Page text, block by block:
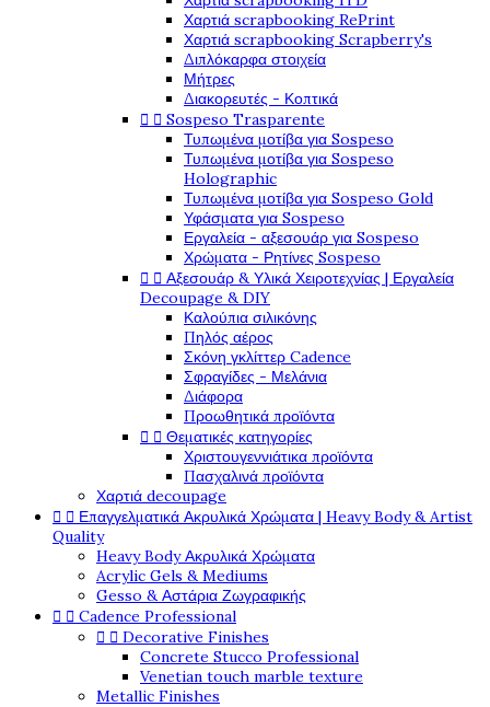
Χαρτιά scrapbooking RePrint
Χαρτιά scrapbooking Scrapberry's
Διπλόκαρφα στοιχεία
Μήτρες
Διακορευτές - Κοπτικά
  Sospeso Trasparente
Τυπωμένα μοτίβα για Sospeso
Τυπωμένα μοτίβα για Sospeso
Holographic
Τυπωμένα μοτίβα για Sospeso Gold
Υφάσματα για Sospeso
Εργαλεία - αξεσουάρ για Sospeso
Χρώματα - Ρητίνες Sospeso
  Αξεσουάρ & Υλικά Χειροτεχνίας | Εργαλεία
Decoupage & DIY
Καλούπια σιλικόνης
Πηλός αέρος
Σκόνη γκλίττερ Cadence
Σφραγίδες - Μελάνια
Διάφορα
Προωθητικά προϊόντα
  Θεματικές κατηγορίες
Χριστουγεννιάτικα προϊόντα
Πασχαλινά προϊόντα
Χαρτιά decoupage
  Επαγγελματικά Ακρυλικά Χρώματα | Heavy Body & Artist
Quality
Heavy Body Ακρυλικά Χρώματα
Acrylic Gels & Mediums
Gesso & Αστάρια Ζωγραφικής
  Cadence Professional
  Decorative Finishes
Concrete Stucco Professional
Venetian touch marble texture
Metallic Finishes